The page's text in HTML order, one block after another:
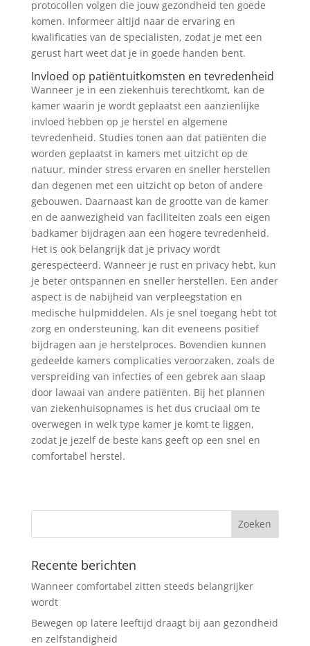
protocollen volgen die jouw gezondheid ten goede
komen. Informeer altijd naar de ervaring en
kwalificaties van de specialisten, zodat je met een
gerust hart weet dat je in goede handen bent.
Invloed op patiëntuitkomsten en tevredenheid
Wanneer je in een ziekenhuis terechtkomt, kan de
kamer waarin je wordt geplaatst een aanzienlijke
invloed hebben op je herstel en algemene
tevredenheid. Studies tonen aan dat patiënten die
worden geplaatst in kamers met uitzicht op de
natuur, minder stress ervaren en sneller herstellen
dan degenen met een uitzicht op beton of andere
gebouwen. Daarnaast kan de grootte van de kamer
en de aanwezigheid van faciliteiten zoals een eigen
badkamer bijdragen aan een hogere tevredenheid.
Het is ook belangrijk dat je privacy wordt
gerespecteerd. Wanneer je rust en privacy hebt, kun
je beter ontspannen en sneller herstellen. Een ander
aspect is de nabijheid van verpleegstation en
medische hulpmiddelen. Als je snel toegang hebt tot
zorg en ondersteuning, kan dit eveneens positief
bijdragen aan je herstelproces. Bovendien kunnen
gedeelde kamers complicaties veroorzaken, zoals de
verspreiding van infecties of een gebrek aan slaap
door lawaai van andere patiënten. Bij het plannen
van ziekenhuisopnames is het dus cruciaal om te
overwegen in welk type kamer je komt te liggen,
zodat je jezelf de beste kans geeft op een snel en
comfortabel herstel.
Recente berichten
Wanneer comfortabel zitten steeds belangrijker
wordt
Bewegen op latere leeftijd draagt bij aan gezondheid
en zelfstandigheid